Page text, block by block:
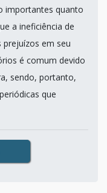
importantes quanto
a ineficiência de
prejuízos em seu
é comum devido
sendo, portanto,
que